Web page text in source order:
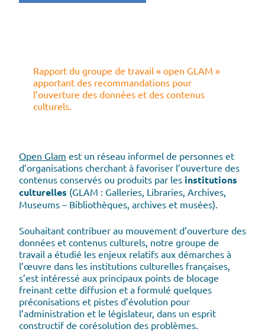
Rapport du groupe de travail « open GLAM »
apportant des recommandations pour
l’ouverture des données et des contenus
culturels.
Open Glam est un réseau informel de personnes et
d’organisations cherchant à favoriser l’ouverture des
contenus conservés ou produits par les institutions
culturelles (GLAM : Galleries, Libraries, Archives,
Museums – Bibliothèques, archives et musées).
Souhaitant contribuer au mouvement d’ouverture des
données et contenus culturels, notre groupe de
travail a étudié les enjeux relatifs aux démarches à
l’œuvre dans les institutions culturelles françaises,
s’est intéressé aux principaux points de blocage
freinant cette diffusion et a formulé quelques
préconisations et pistes d’évolution pour
l’administration et le législateur, dans un esprit
constructif de corésolution des problèmes.